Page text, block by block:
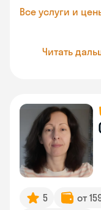
Все услуги и
Читать
5 от